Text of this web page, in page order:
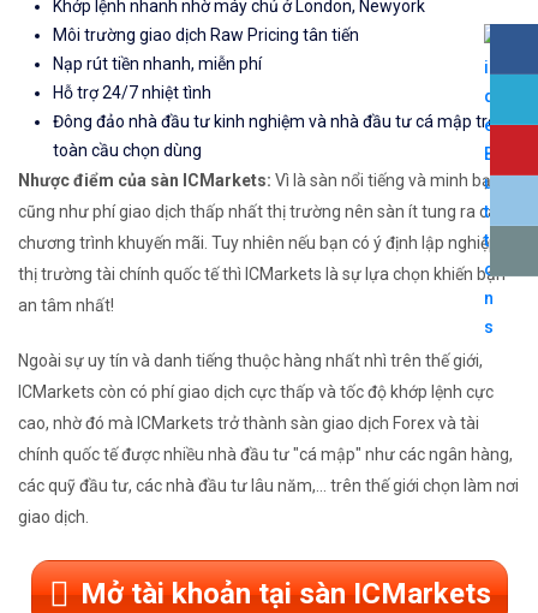
Khớp lệnh nhanh nhờ máy chủ ở London, Newyork
Môi trường giao dịch Raw Pricing tân tiến
Nạp rút tiền nhanh, miễn phí
Hỗ trợ 24/7 nhiệt tình
Đông đảo nhà đầu tư kinh nghiệm và nhà đầu tư cá mập trên
toàn cầu chọn dùng
Nhược điểm của sàn ICMarkets: Vì là sàn nổi tiếng và minh bạch
cũng như phí giao dịch thấp nhất thị trường nên sàn ít tung ra các
chương trình khuyến mãi. Tuy nhiên nếu bạn có ý định lập nghiệp từ
thị trường tài chính quốc tế thì ICMarkets là sự lựa chọn khiến bạn
an tâm nhất!
Ngoài sự uy tín và danh tiếng thuộc hàng nhất nhì trên thế giới,
ICMarkets còn có phí giao dịch cực thấp và tốc độ khớp lệnh cực
cao, nhờ đó mà ICMarkets trở thành sàn giao dịch Forex và tài
chính quốc tế được nhiều nhà đầu tư "cá mập" như các ngân hàng,
các quỹ đầu tư, các nhà đầu tư lâu năm,... trên thế giới chọn làm nơi
giao dịch.
Mở tài khoản tại sàn ICMarkets